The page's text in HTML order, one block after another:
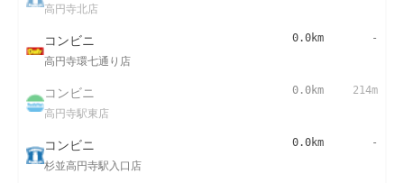
高円寺北店
コンビニ
高円寺環七通り店
0.0km -
コンビニ
高円寺駅東店
0.0km 214m
コンビニ
杉並高円寺駅入口店
0.0km -